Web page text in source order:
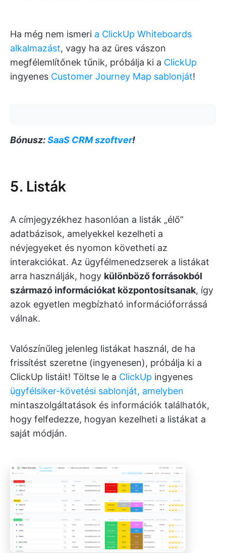
Ha még nem ismeri a ClickUp Whiteboards
alkalmazást, vagy ha az üres vászon
megfélemlítőnek tűnik, próbálja ki a ClickUp
ingyenes Customer Journey Map sablonját!
Bónusz:SaaS CRM szoftver!
5. Listák
A címjegyzékhez hasonlóan a listák „élő”
adatbázisok, amelyekkel kezelheti a
névjegyeket és nyomon követheti az
interakciókat. Az ügyfélmenedzserek a listákat
arra használják, hogy különböző forrásokból
származó információkat központosítsanak, így
azok egyetlen megbízható információforrássá
válnak.
Valószínűleg jelenleg listákat használ, de ha
frissítést szeretne (ingyenesen), próbálja ki a
ClickUp listáit! Töltse le a ClickUp ingyenes
ügyfélsiker-követési sablonját, amelyben
mintaszolgáltatások és információk találhatók,
hogy felfedezze, hogyan kezelheti a listákat a
saját módján.